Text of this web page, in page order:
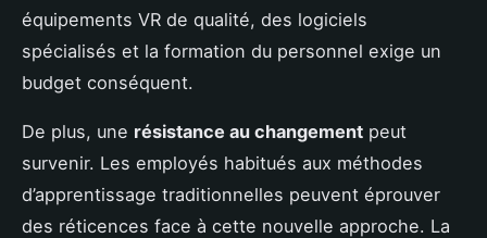
équipements VR de qualité, des logiciels
spécialisés et la formation du personnel exige un
budget conséquent.
De plus, une résistance au changement peut
survenir. Les employés habitués aux méthodes
d’apprentissage traditionnelles peuvent éprouver
des réticences face à cette nouvelle approche. La